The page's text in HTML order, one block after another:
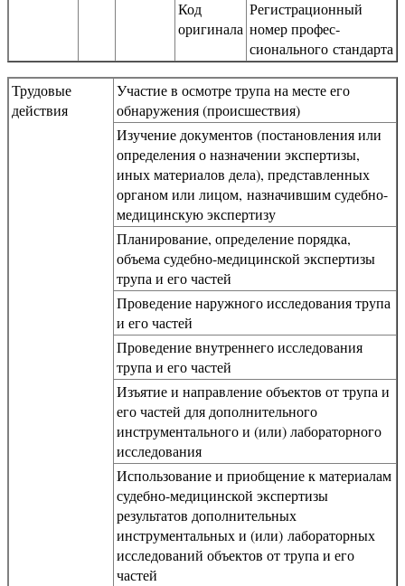
Код
оригинала
Регистра­ционный
номер профес­
сионального стандарта
Трудовые
действия
Участие в осмотре трупа на месте его
обнаружения (происшествия)
Изучение документов (постановления или
определения о назначении экспертизы,
иных материалов дела), представленных
органом или лицом, назначившим судебно-
медицинскую экспертизу
Планирование, определение порядка,
объема судебно-медицинской экспертизы
трупа и его частей
Проведение наружного исследования трупа
и его частей
Проведение внутреннего исследования
трупа и его частей
Изъятие и направление объектов от трупа и
его частей для дополнительного
инструментального и (или) лабораторного
исследования
Использование и приобщение к материалам
судебно-медицинской экспертизы
результатов дополнительных
инструментальных и (или) лабораторных
исследований объектов от трупа и его
частей